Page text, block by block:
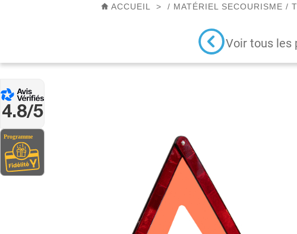
4.8/5
ACCUEIL > / MATÉRIEL SECOURISME /
Voir tous les